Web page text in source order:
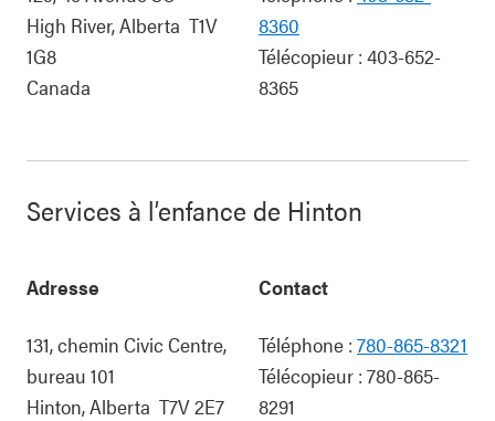
High River,Alberta T1V
1G8
Canada
8360
Télécopieur : 403-652-
8365
Services à l’enfance de Hinton
Adresse
131, chemin Civic Centre,
bureau 101
Hinton,Alberta T7V 2E7
Contact
Téléphone : 780-865-8321
Télécopieur : 780-865-
8291